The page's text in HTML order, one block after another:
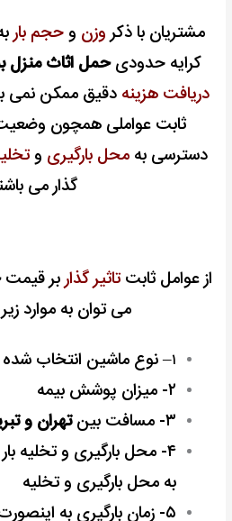
مشتریان با ذکروزن وحجم بار
کرایه حدودیحمل اثاث منزل
دریافت هزینه دقیق ممکن نمی
ثابت عواملی همچون
دسترسی به محل بارگیری و
گذار می
از عوامل ثابتتاثیر گذاربر قیمت
می توان به موارد
۱– نوع ماشین انتخاب شده
۲- میزان پوشش بیمه
۳- مسافت بین
تهران و
۴- محل بارگیری و تخلیه
به محل بارگیری و تخلیه
۵- زمان بارگیری به